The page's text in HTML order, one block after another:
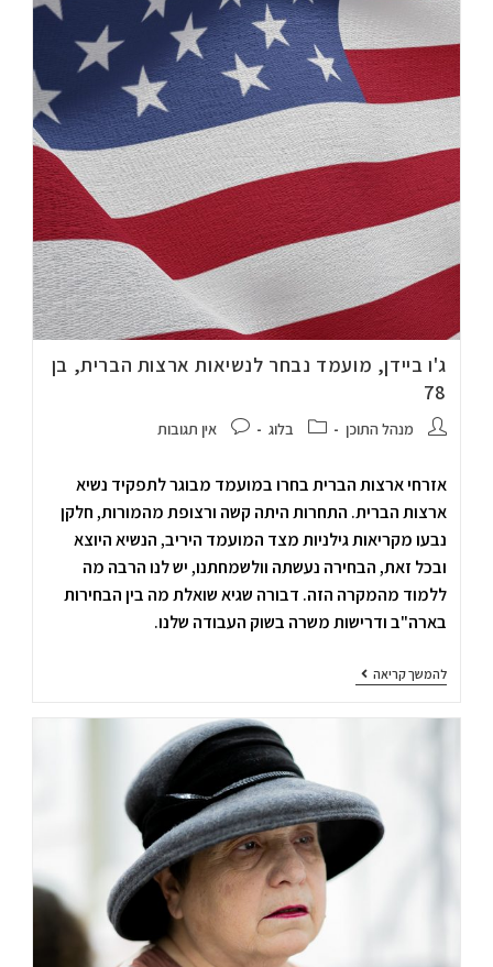
ג'ו ביידן, מועמד נבחר לנשיאות ארצות הברית, בן
78
מנהל התוכן בלוג אין תגובות
אזרחי ארצות הברית בחרו במועמד מבוגר לתפקיד נשיא
ארצות הברית. התחרות היתה קשה ורצופת מהמורות, חלקן
נבעו מקריאות גילניות מצד המועמד היריב, הנשיא היוצא
ובכל זאת, הבחירה נעשתה וולשמחתנו, יש לנו הרבה מה
ללמוד מהמקרה הזה. דבורה שגיא שואלת מה בין הבחירות
בארה"ב ודרישות משרה בשוק העבודה שלנו.
להמשך קריאה